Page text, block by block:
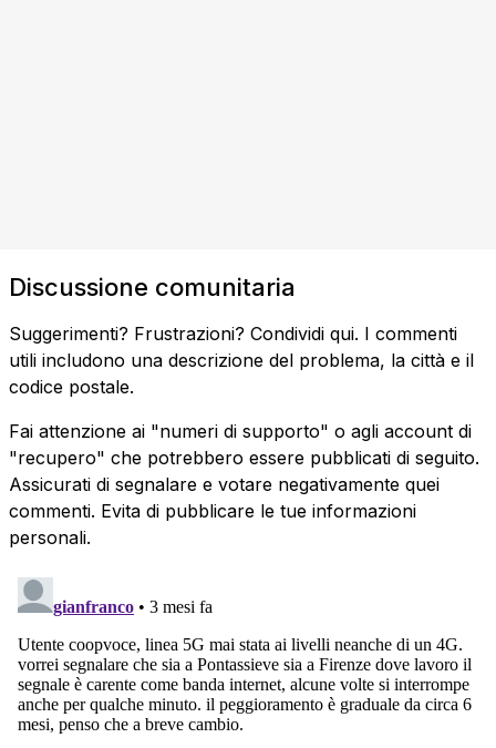
Discussione comunitaria
Suggerimenti? Frustrazioni? Condividi qui. I commenti
utili includono una descrizione del problema, la città e il
codice postale.
Fai attenzione ai "numeri di supporto" o agli account di
"recupero" che potrebbero essere pubblicati di seguito.
Assicurati di segnalare e votare negativamente quei
commenti. Evita di pubblicare le tue informazioni
personali.